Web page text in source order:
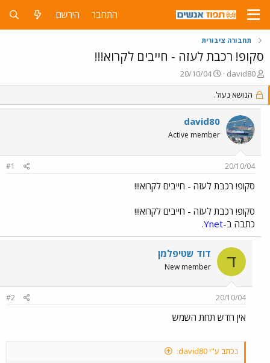
התחבר הירשם
תחבורה ציבורית
סקופ! רכבת לעזה - חייבים לקרוא!!!
פ
ו
ת
ח
נ
david80
פ
ו
ס
ם
ב
ת
ך
20/10/04
הנושא נעול.
david80
Active member
20/10/04
#1
סקופ! רכבת לעזה - חייבים לקרוא!!!
סקופ! רכבת לעזה - חייבים לקרוא!!!
כתבה ב-Ynet
.
ד דוד שטיפלמן
New member
20/10/04
#2
אין חדש תחת השמש
נכתב ע"י david80: